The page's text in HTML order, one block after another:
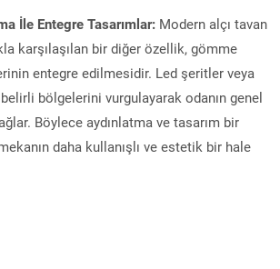
İle Entegre Tasarımlar: Modern alçı tavan
karşılaşılan bir diğer özellik, gömme
entegre edilmesidir. Led şeritler veya
belirli bölgelerini vurgulayarak odanın genel
Böylece aydınlatma ve tasarım bir
daha kullanışlı ve estetik bir hale